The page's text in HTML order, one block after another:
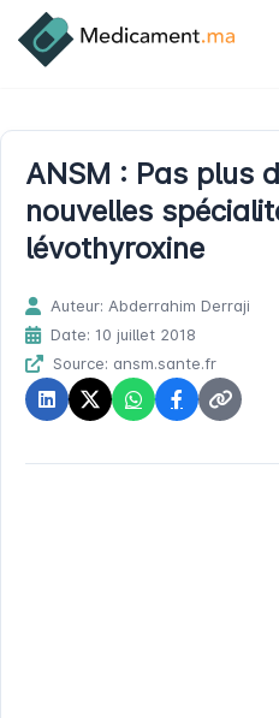
ANSM : Pas plus
nouvelles
lévothyroxine
Auteur: Abderrahim Derraji
Date: 10 juillet 2018
Source: ansm.sante.fr